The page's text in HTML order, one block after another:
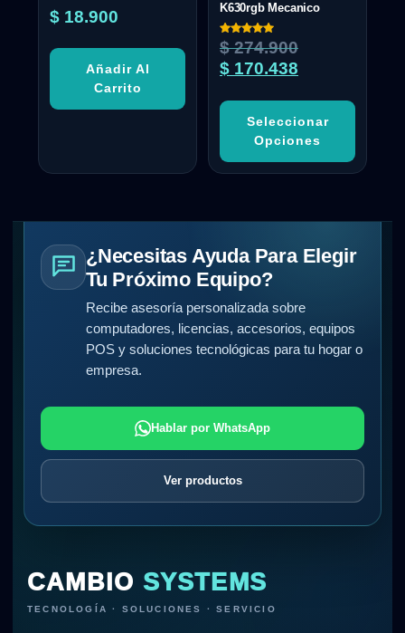
$ 18.900
Añadir Al
Carrito
K630rgb Mecanico
Valorado
con
5.00
de 5
$274.900
$ 170.438
Seleccionar
Opciones
¿Necesitas Ayuda Para Elegir
Tu Próximo Equipo?
Recibe asesoría personalizada sobre
computadores, licencias, accesorios, equipos
POS y soluciones tecnológicas para tu hogar o
empresa.
Hablar por WhatsApp
Ver productos
CAMBIO SYSTEMS
TECNOLOGÍA · SOLUCIONES · SERVICIO